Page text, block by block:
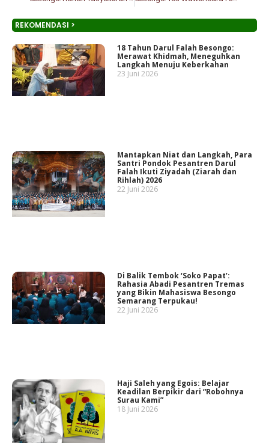
REKOMENDASI >
18 Tahun Darul Falah Besongo:
Merawat Khidmah, Meneguhkan
Langkah Menuju Keberkahan
23 Juni 2026
Mantapkan Niat dan Langkah, Para
Santri Pondok Pesantren Darul
Falah Ikuti Ziyadah (Ziarah dan
Rihlah) 2026
22 Juni 2026
Di Balik Tembok ‘Soko Papat’:
Rahasia Abadi Pesantren Tremas
yang Bikin Mahasiswa Besongo
Semarang Terpukau!
22 Juni 2026
Haji Saleh yang Egois: Belajar
Keadilan Berpikir dari “Robohnya
Surau Kami”
18 Juni 2026